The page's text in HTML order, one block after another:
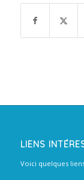
LIENS
Voici quelques